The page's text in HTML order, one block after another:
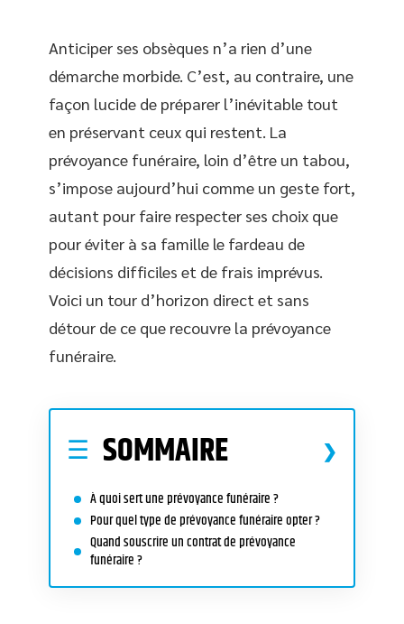
Anticiper ses obsèques n’a rien d’une
démarche morbide. C’est, au contraire, une
façon lucide de préparer l’inévitable tout
en préservant ceux qui restent. La
prévoyance funéraire, loin d’être un tabou,
s’impose aujourd’hui comme un geste fort,
autant pour faire respecter ses choix que
pour éviter à sa famille le fardeau de
décisions difficiles et de frais imprévus.
Voici un tour d’horizon direct et sans
détour de ce que recouvre la prévoyance
funéraire.
SOMMAIRE
À quoi sert une prévoyance funéraire ?
Pour quel type de prévoyance funéraire opter ?
Quand souscrire un contrat de prévoyance
funéraire ?